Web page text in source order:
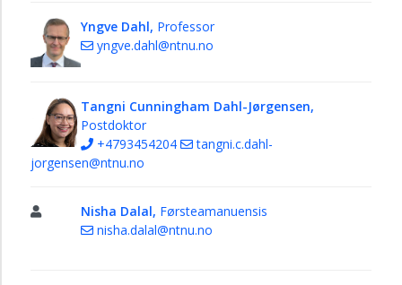
Yngve Dahl, Professor
yngve.dahl@ntnu.no
Tangni Cunningham Dahl-Jørgensen,
Postdoktor
+4793454204
tangni.c.dahl-
jorgensen@ntnu.no
Nisha Dalal, Førsteamanuensis
nisha.dalal@ntnu.no